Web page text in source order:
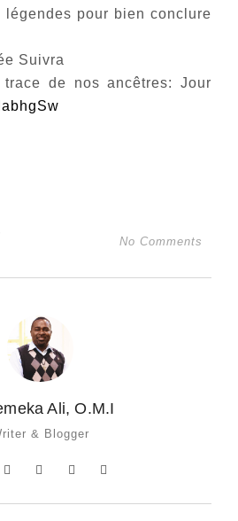
légendes pour bien conclure
Suivra
de nos ancêtres: Jour
No Comments
Ali, O.M.I
& Blogger